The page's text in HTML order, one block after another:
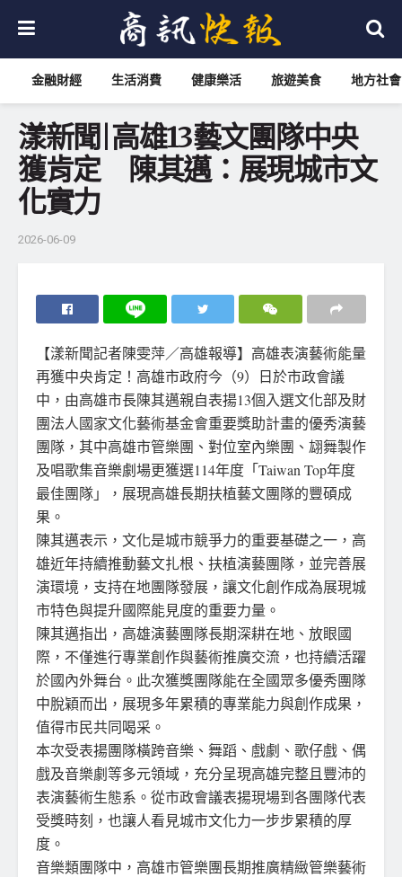
金融財經 生活消費 健康樂活 旅遊美食 地方社會
漾新聞|高雄13藝文團隊中央
獲肯定 陳其邁：展現城市文
化實力
2026-06-09
【漾新聞記者陳雯萍／高雄報導】高雄表演藝術能量
再獲中央肯定！高雄市政府今（9）日於市政會議
中，由高雄市長陳其邁親自表揚13個入選文化部及財
團法人國家文化藝術基金會重要獎助計畫的優秀演藝
團隊，其中高雄市管樂團、對位室內樂團、翃舞製作
及唱歌集音樂劇場更獲選114年度「Taiwan Top年度
最佳團隊」，展現高雄長期扶植藝文團隊的豐碩成
果。
陳其邁表示，文化是城市競爭力的重要基礎之一，高
雄近年持續推動藝文扎根、扶植演藝團隊，並完善展
演環境，支持在地團隊發展，讓文化創作成為展現城
市特色與提升國際能見度的重要力量。
陳其邁指出，高雄演藝團隊長期深耕在地、放眼國
際，不僅進行專業創作與藝術推廣交流，也持續活躍
於國內外舞台。此次獲獎團隊能在全國眾多優秀團隊
中脫穎而出，展現多年累積的專業能力與創作成果，
值得市民共同喝采。
本次受表揚團隊橫跨音樂、舞蹈、戲劇、歌仔戲、偶
戲及音樂劇等多元領域，充分呈現高雄完整且豐沛的
表演藝術生態系。從市政會議表揚現場到各團隊代表
受獎時刻，也讓人看見城市文化力一步步累積的厚
度。
音樂類團隊中，高雄市管樂團長期推廣精緻管樂藝術